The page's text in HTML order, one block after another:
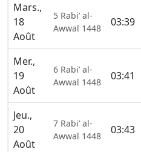
Mars.,
18
Août
5 Rabi’ al-
Awwal 1448
03:39
Mer.,
19
Août
6 Rabi’ al-
Awwal 1448
03:41
Jeu.,
20
Août
7 Rabi’ al-
Awwal 1448
03:43